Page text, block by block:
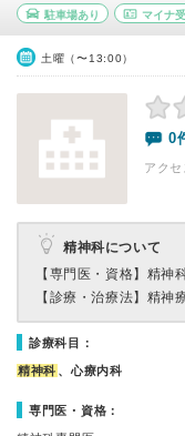
駐車場あり マイナ
土曜（〜13:00）
0
アク
精神科について
【専門医・資格】 精神
【診療・治療法】 精神
診療科目：
精神科 、心療内科
専門医・資格：